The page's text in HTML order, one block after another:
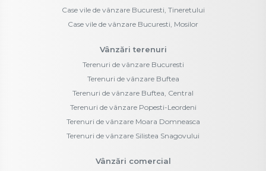
Case vile de vânzare Bucuresti, Tineretului
Case vile de vânzare Bucuresti, Mosilor
Vânzări terenuri
Terenuri de vânzare Bucuresti
Terenuri de vânzare Buftea
Terenuri de vânzare Buftea, Central
Terenuri de vânzare Popesti-Leordeni
Terenuri de vânzare Moara Domneasca
Terenuri de vânzare Silistea Snagovului
Vânzări comercial